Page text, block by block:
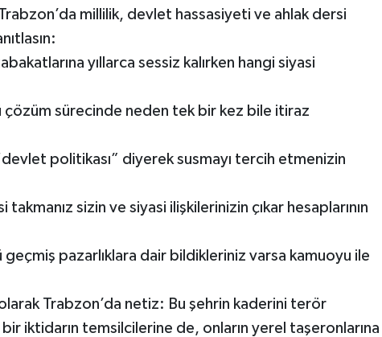
millilik, devlet hassasiyeti ve ahlak dersi
yıllarca sessiz kalırken hangi siyasi
çözüm sürecinde neden tek bir kez bile itiraz
politikası” diyerek susmayı tercih etmenizin
sizin ve siyasi ilişkilerinizin çıkar hesaplarının
geçmiş pazarlıklara dair bildikleriniz varsa kamuoyu ile
Trabzon’da netiz: Bu şehrin kaderini terör
iktidarın temsilcilerine de, onların yerel taşeronlarına